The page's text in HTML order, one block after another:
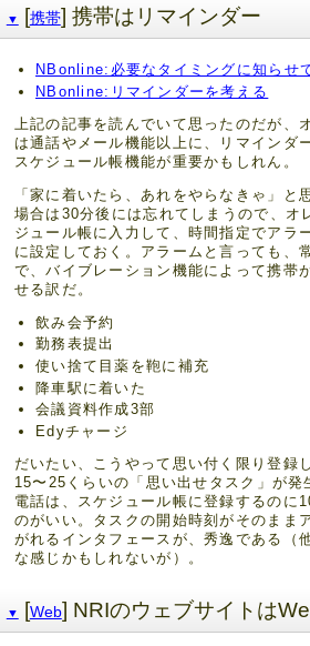
▼ [携帯] 携帯はリマインダー
NBonline:必要なタイミングに知らせ
NBonline:リマインダーを考える
上記の記事を読んでいて思ったのだが、
は通話やメール機能以上に、リマインダ
スケジュール帳機能が重要かもしれん。
「家に着いたら、あれをやらなきゃ」と
場合は30分後には忘れてしまうので、オ
ジュール帳に入力して、時間指定でアラ
に設定しておく。アラームと言っても、
で、バイブレーション機能によって携帯
せる訳だ。
飲み会予約
勤務表提出
使い捨て目薬を鞄に補充
降車駅に着いた
会議資料作成3部
Edyチャージ
だいたい、こうやって思い付く限り登録
15〜25くらいの「思い出せタスク」が発
電話は、スケジュール帳に登録するのに
のがいい。タスクの開始時刻がそのまま
がれるインタフェースが、秀逸である（
な感じかもしれないが）。
▼ [Web] NRIのウェブサイトは